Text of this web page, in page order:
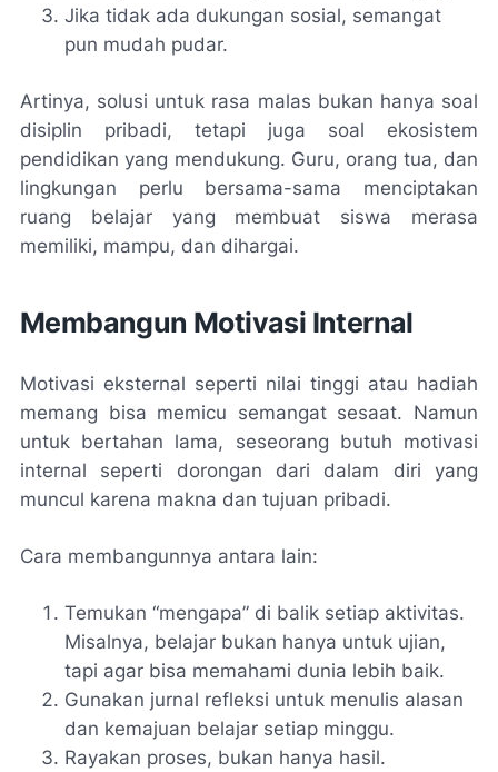
Jika tidak ada dukungan sosial, semangat
pun mudah pudar.
Artinya, solusi untuk rasa malas bukan hanya soal
disiplin pribadi, tetapi juga soal ekosistem
pendidikan yang mendukung. Guru, orang tua, dan
lingkungan perlu bersama-sama menciptakan
ruang belajar yang membuat siswa merasa
memiliki, mampu, dan dihargai.
Membangun Motivasi Internal
Motivasi eksternal seperti nilai tinggi atau hadiah
memang bisa memicu semangat sesaat. Namun
untuk bertahan lama, seseorang butuh motivasi
internal seperti dorongan dari dalam diri yang
muncul karena makna dan tujuan pribadi.
Cara membangunnya antara lain:
Temukan “mengapa” di balik setiap aktivitas.
Misalnya, belajar bukan hanya untuk ujian,
tapi agar bisa memahami dunia lebih baik.
Gunakan jurnal refleksi untuk menulis alasan
dan kemajuan belajar setiap minggu.
Rayakan proses, bukan hanya hasil.